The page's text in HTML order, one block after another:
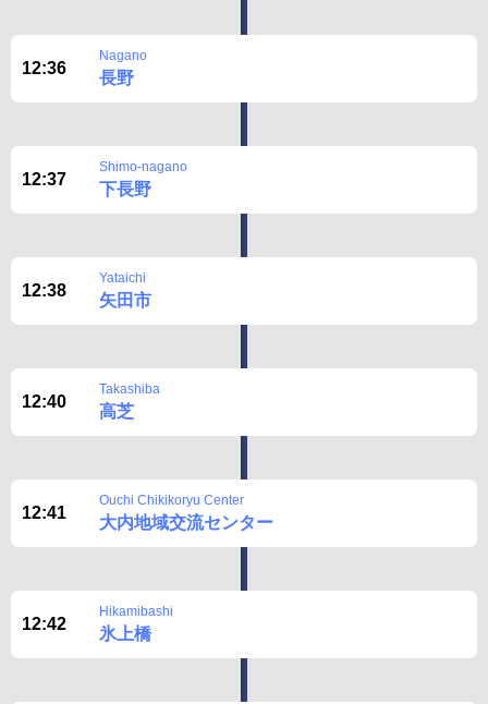
12:36
Nagano
長野
12:37
Shimo-nagano
下長野
12:38
Yataichi
矢田市
12:40
Takashiba
高芝
12:41
Ouchi Chikikoryu Center
大内地域交流センター
12:42
Hikamibashi
氷上橋